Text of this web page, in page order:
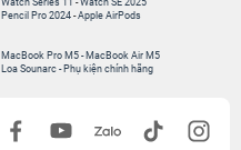
Watch Series 11 -Watch SE 2025
Pencil Pro 2024-Apple AirPods
MacBook Pro M5- MacBook Air M5
Loa Sounarc- Phụ kiện chính hãng